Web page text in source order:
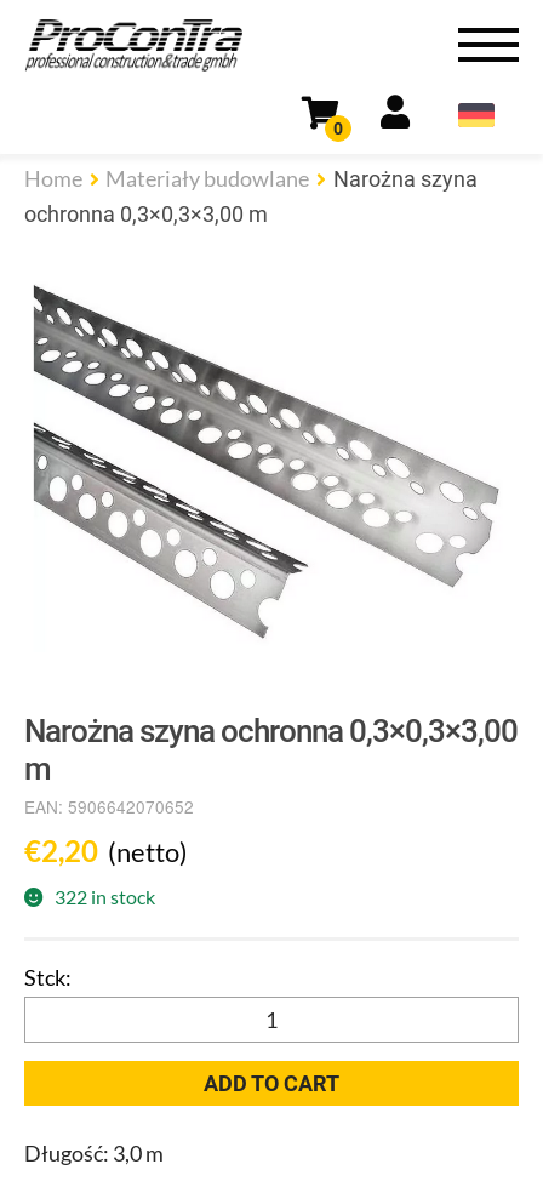
0
Home Materiały budowlane
Narożna szyna
ochronna 0,3×0,3×3,00 m
Narożna szyna ochronna 0,3×0,3×3,00
m
EAN: 5906642070652
€2,20 (netto)
322 in stock
szyna
0,3x0,3x3,00
quantity
ADD TO CART
Długość: 3,0 m